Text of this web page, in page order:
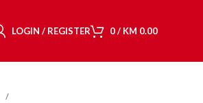
LOGIN / REGISTER 0/ KM 0.00